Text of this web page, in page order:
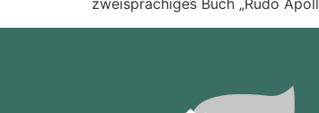
zweisprachiges Buch „Rudo